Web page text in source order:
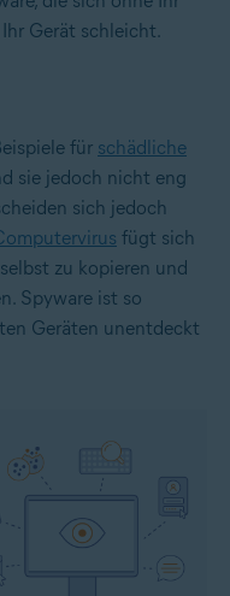
Gerät schleicht.
für schädliche
sie jedoch nicht eng
sich jedoch
fügt sich
zu kopieren und
Spyware ist so
Geräten unentdeckt